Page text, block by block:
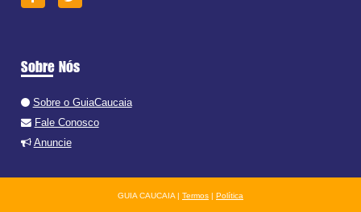
Sobre Nós
Sobre o GuiaCaucaia
Fale Conosco
Anuncie
GUIA CAUCAIA | Termos | Política